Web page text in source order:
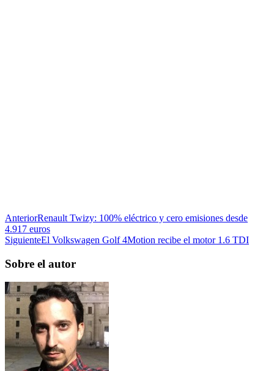
AnteriorRenault Twizy: 100% eléctrico y cero emisiones desde
4.917 euros
SiguienteEl Volkswagen Golf 4Motion recibe el motor 1.6 TDI
Sobre el autor